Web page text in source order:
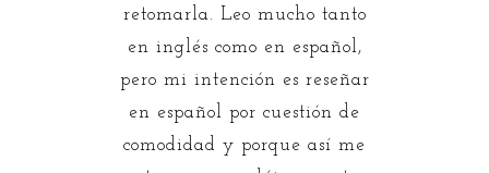
retomarla. Leo mucho tanto
en inglés como en español,
pero mi intención es reseñar
en español por cuestión de
comodidad y porque así me